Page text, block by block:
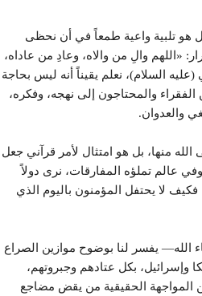
هو تلبية واعية طمعاً في أن نحظى
«اللهم والِ من والاه، وعادِ من عاداه،
السلام)، نعلم يقيناً أنه ليس بحاجة
الفقراء والمحتاجون إلى نهجه، وفكره،
والعدوان.
منها، بل هو امتثال لأمر قرآني جعل
وفي عالم تملؤه المفارقات، نرى دولاً
فكيف لا يحتفل المؤمنون باليوم الذي
الله— يفسر لنا بوضوح موازين الصراع
وإسرائيل، بكل عتادهم وجبروتهم،
المواجهة الحقيقية من يقض مضاجع